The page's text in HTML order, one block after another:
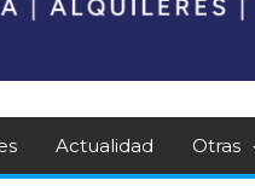
Actualidad Otras